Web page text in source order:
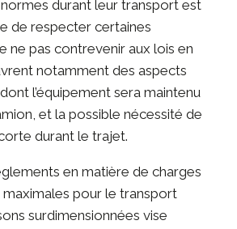
durant leur transport est
de respecter certaines
ne pas contrevenir aux lois en
notamment des aspects
l’équipement sera maintenu
et la possible nécessité de
durant le trajet.
en matière de charges
pour le transport
surdimensionnées vise